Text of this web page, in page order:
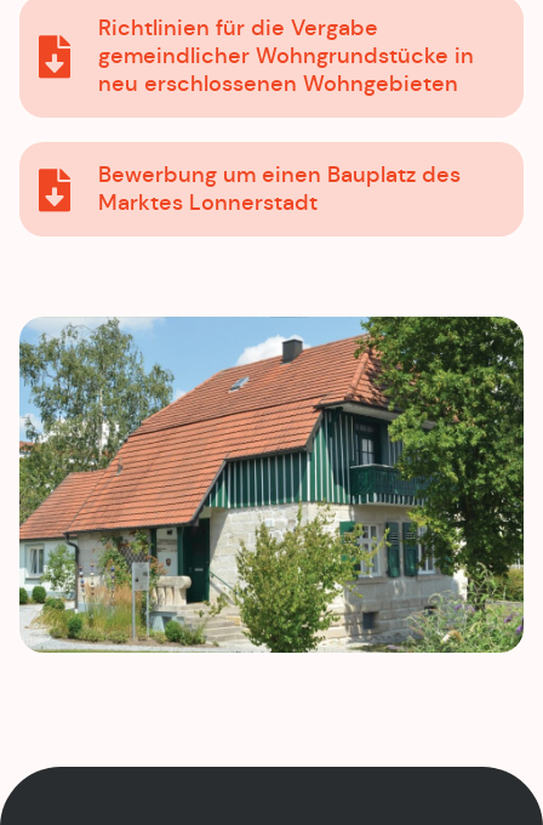
Richtlinien für die Vergabe
gemeindlicher Wohngrundstücke in
neu erschlossenen Wohngebieten
Bewerbung um einen Bauplatz des
Marktes Lonnerstadt